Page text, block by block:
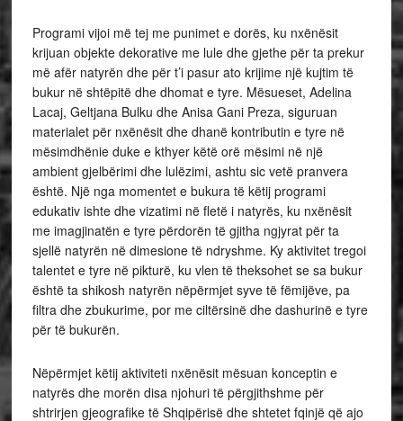
Programi vijoi më tej me punimet e dorës, ku nxënësit
krijuan objekte dekorative me lule dhe gjethe për ta prekur
më afër natyrën dhe për t’i pasur ato krijime një kujtim të
bukur në shtëpitë dhe dhomat e tyre. Mësueset, Adelina
Lacaj, Geltjana Bulku dhe Anisa Gani Preza, siguruan
materialet për nxënësit dhe dhanë kontributin e tyre në
mësimdhënie duke e kthyer këtë orë mësimi në një
ambient gjelbërimi dhe lulëzimi, ashtu sic vetë pranvera
është. Një nga momentet e bukura të këtij programi
edukativ ishte dhe vizatimi në fletë i natyrës, ku nxënësit
me imagjinatën e tyre përdorën të gjitha ngjyrat për ta
sjellë natyrën në dimesione të ndryshme. Ky aktivitet tregoi
talentet e tyre në pikturë, ku vlen të theksohet se sa bukur
është ta shikosh natyrën nëpërmjet syve të fëmijëve, pa
filtra dhe zbukurime, por me ciltërsinë dhe dashurinë e tyre
për të bukurën.
Nëpërmjet këtij aktiviteti nxënësit mësuan konceptin e
natyrës dhe morën disa njohuri të përgjithshme për
shtrirjen gjeografike të Shqipërisë dhe shtetet fqinjë që ajo